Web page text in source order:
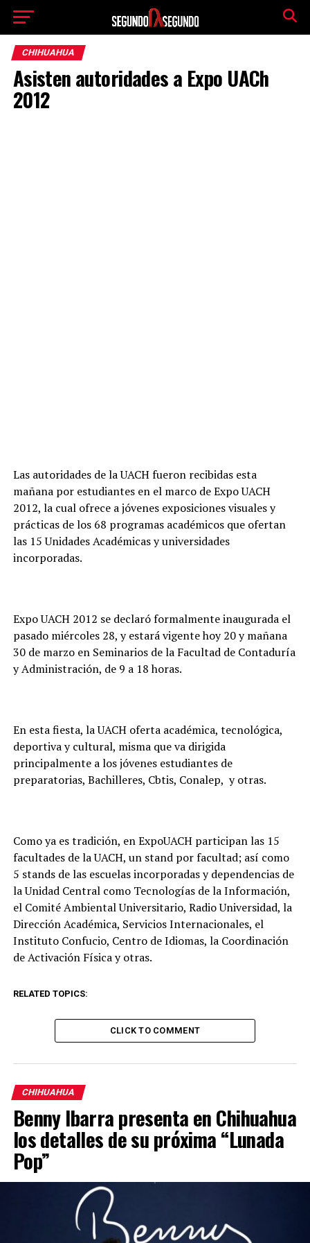
CHIHUAHUA
Asisten autoridades a Expo UACh
2012
Las autoridades de la UACH fueron recibidas esta
mañana por estudiantes en el marco de Expo UACH
2012, la cual ofrece a jóvenes exposiciones visuales y
prácticas de los 68 programas académicos que ofertan
las 15 Unidades Académicas y universidades
incorporadas.
Expo UACH 2012 se declaró formalmente inaugurada el
pasado miércoles 28, y estará vigente hoy 20 y mañana
30 de marzo en Seminarios de la Facultad de Contaduría
y Administración, de 9 a 18 horas.
En esta fiesta, la UACH oferta académica, tecnológica,
deportiva y cultural, misma que va dirigida
principalmente a los jóvenes estudiantes de
preparatorias, Bachilleres, Cbtis, Conalep, y otras.
Como ya es tradición, en ExpoUACH participan las 15
facultades de la UACH, un stand por facultad; así como
5 stands de las escuelas incorporadas y dependencias de
la Unidad Central como Tecnologías de la Información,
el Comité Ambiental Universitario, Radio Universidad, la
Dirección Académica, Servicios Internacionales, el
Instituto Confucio, Centro de Idiomas, la Coordinación
de Activación Física y otras.
RELATED TOPICS:
CLICK TO COMMENT
CHIHUAHUA
Benny Ibarra presenta en Chihuahua
los detalles de su próxima “Lunada
Pop”